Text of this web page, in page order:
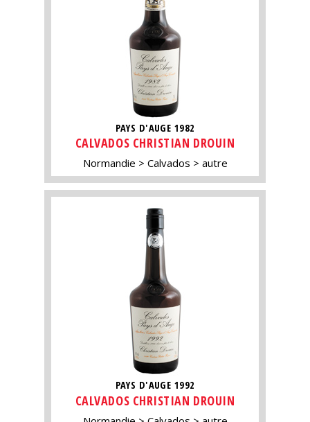
PAYS D'AUGE 1982
CALVADOS CHRISTIAN DROUIN
Normandie Calvados autre
PAYS D'AUGE 1992
CALVADOS CHRISTIAN DROUIN